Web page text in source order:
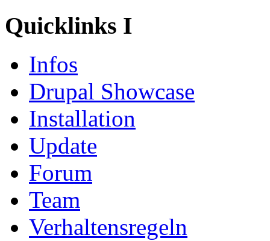
Quicklinks I
Infos
Drupal Showcase
Installation
Update
Forum
Team
Verhaltensregeln